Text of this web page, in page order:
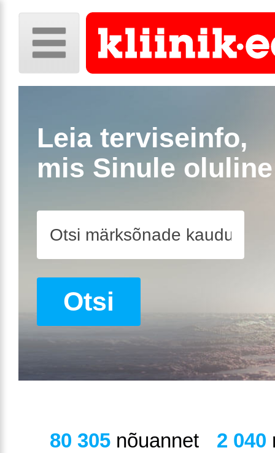
Leia terviseinfo,
mis Sinule oluline
Otsi
80 305 nõuannet 2 040